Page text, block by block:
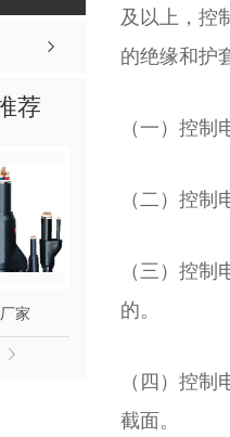
荐
家
及以上，控
的绝缘和护
（一）控
（二）控
（三）控
的。
（四）控
截面。